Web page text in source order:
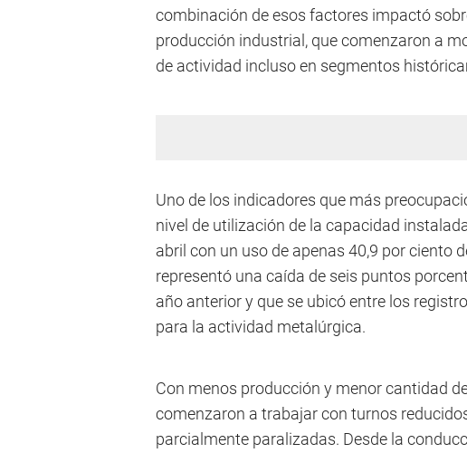
combinación de esos factores impactó
producción industrial, que comenzaron a
de actividad incluso en segmentos
Uno de los indicadores que más
nivel de utilización de la capacidad
abril con un uso de apenas 40,9 por ciento
representó una caída de seis puntos
año anterior y que se ubicó entre los
para la actividad metalúrgica.
Con menos producción y menor cantidad
comenzaron a trabajar con turnos
parcialmente paralizadas. Desde la